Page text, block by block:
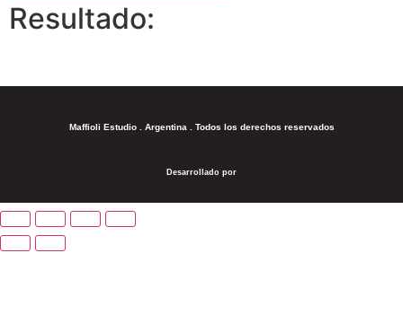
Resultado:
Maffioli Estudio . Argentina . Todos los derechos reservados
Desarrollado por